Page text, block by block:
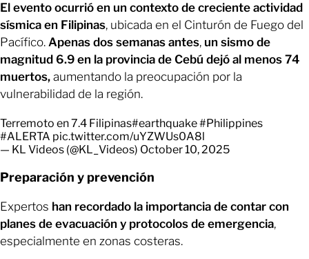
El evento ocurrió en un contexto de creciente actividad
sísmica en Filipinas, ubicada en el Cinturón de Fuego del
Pacífico. Apenas dos semanas antes, un sismo de
magnitud 6.9 en la provincia de Cebú dejó al menos 74
muertos, aumentando la preocupación por la
vulnerabilidad de la región.
Terremoto en 7.4 Filipinas#earthquake#Philippines
#ALERTA pic.twitter.com/uYZWUs0A8l
— KL Videos (@KL_Videos) October 10, 2025
Preparación y prevención
Expertos han recordado la importancia de contar con
planes de evacuación y protocolos de emergencia,
especialmente en zonas costeras.